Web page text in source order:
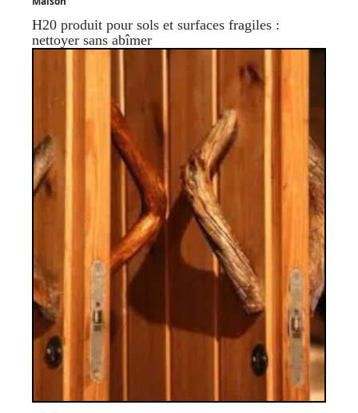
H20 produit pour sols et surfaces fragiles :
nettoyer sans abîmer